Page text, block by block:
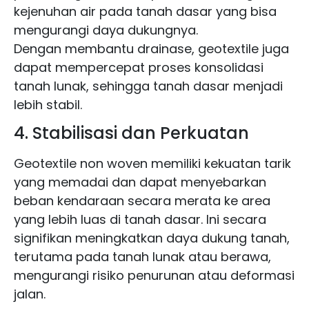
kejenuhan air pada tanah dasar yang bisa
mengurangi daya dukungnya.
Dengan membantu drainase, geotextile juga
dapat mempercepat proses konsolidasi
tanah lunak, sehingga tanah dasar menjadi
lebih stabil.
4. Stabilisasi dan Perkuatan
Geotextile non woven memiliki kekuatan tarik
yang memadai dan dapat menyebarkan
beban kendaraan secara merata ke area
yang lebih luas di tanah dasar. Ini secara
signifikan meningkatkan daya dukung tanah,
terutama pada tanah lunak atau berawa,
mengurangi risiko penurunan atau deformasi
jalan.